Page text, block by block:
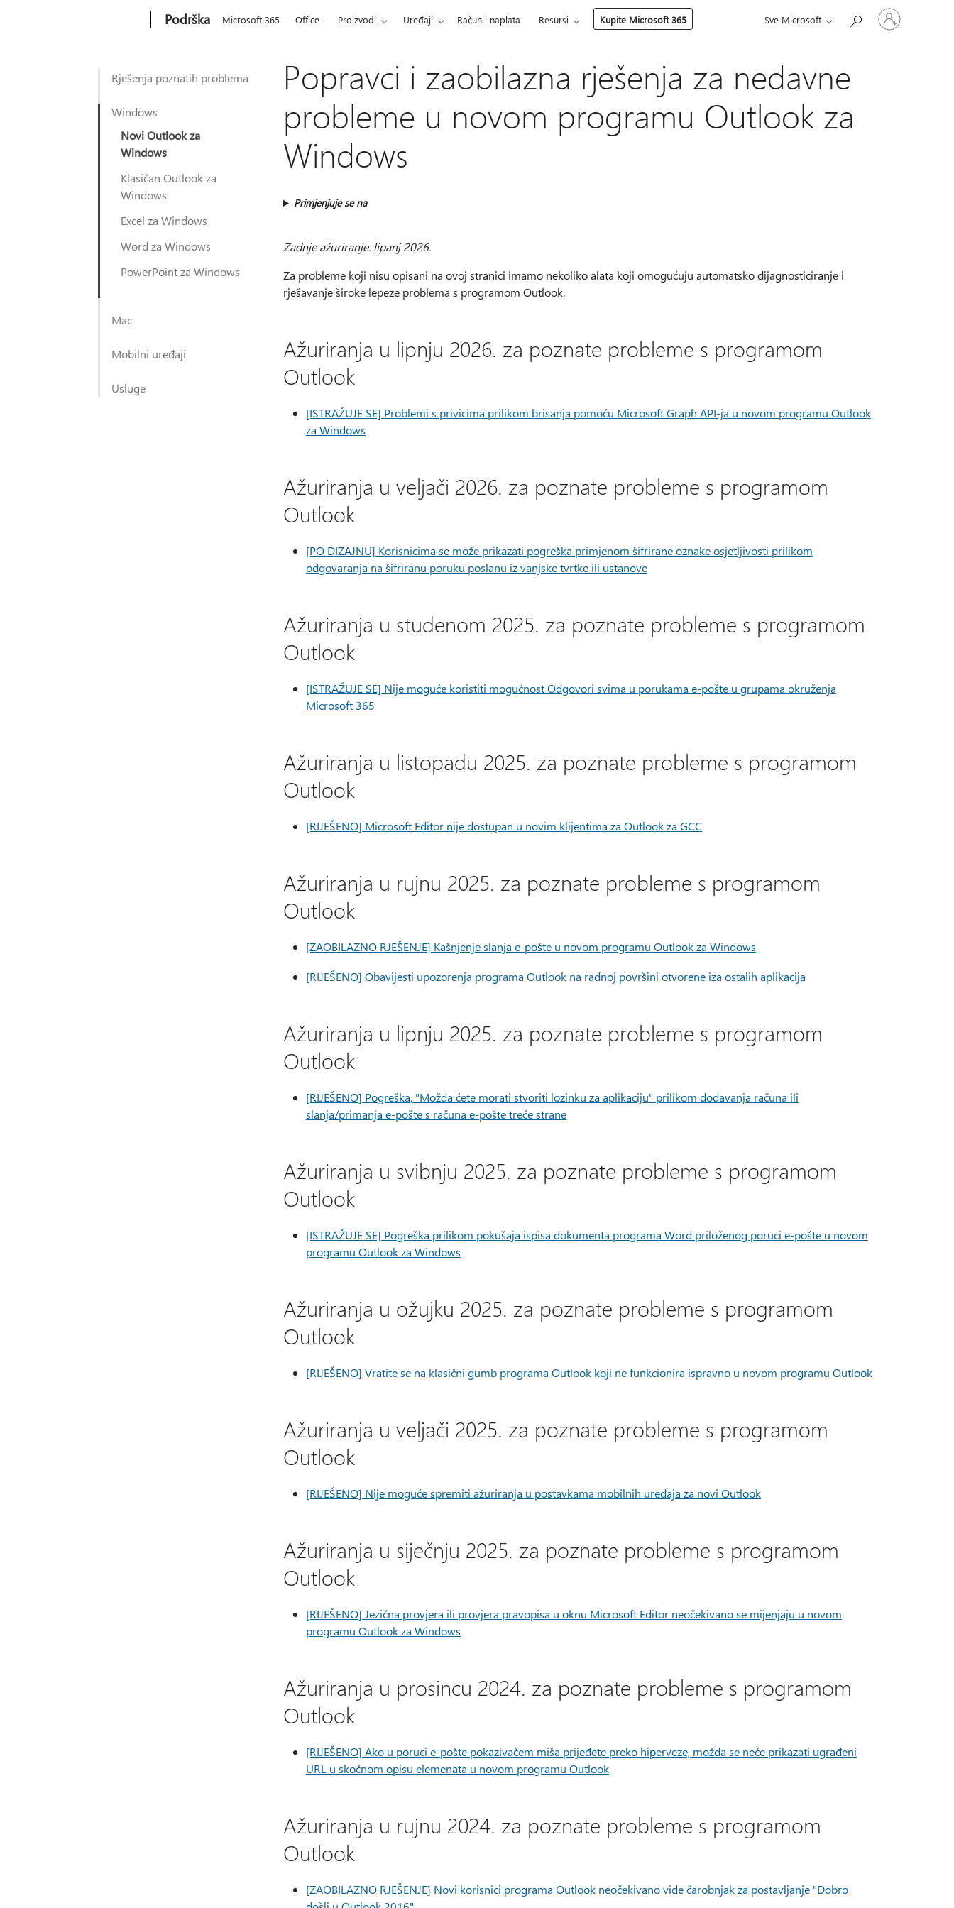
Podrška Microsoft 365 Office Proizvodi Uređaji Račun i naplata Resursi Kupite Microsoft 365 Sve Microsoft
Prijavite
se
Rješenja poznatih problema
Windows
Novi Outlook za
Windows
Klasičan Outlook za
Windows
Excel za Windows
Word za Windows
PowerPoint za Windows
Mac
Mobilni uređaji
Usluge
Popravci i zaobilazna rješenja za nedavne
probleme u novom programu Outlook za
Windows
Primjenjuje se na
Zadnje ažuriranje: lipanj 2026.
Za probleme koji nisu opisani na ovoj stranici imamo nekoliko alata koji omogućuju automatsko dijagnosticiranje i
rješavanje široke lepeze problema s programom Outlook.
Ažuriranja u lipnju 2026. za poznate probleme s programom
Outlook
[ISTRAŽUJE SE] Problemi s privicima prilikom brisanja pomoću Microsoft Graph API-ja u novom programu Outlook
za Windows
Ažuriranja u veljači 2026. za poznate probleme s programom
Outlook
[PO DIZAJNU] Korisnicima se može prikazati pogreška primjenom šifrirane oznake osjetljivosti prilikom
odgovaranja na šifriranu poruku poslanu iz vanjske tvrtke ili ustanove
Ažuriranja u studenom 2025. za poznate probleme s programom
Outlook
[ISTRAŽUJE SE] Nije moguće koristiti mogućnost Odgovori svima u porukama e-pošte u grupama okruženja
Microsoft 365
Ažuriranja u listopadu 2025. za poznate probleme s programom
Outlook
[RIJEŠENO] Microsoft Editor nije dostupan u novim klijentima za Outlook za GCC
Ažuriranja u rujnu 2025. za poznate probleme s programom
Outlook
[ZAOBILAZNO RJEŠENJE] Kašnjenje slanja e-pošte u novom programu Outlook za Windows
[RIJEŠENO] Obavijesti upozorenja programa Outlook na radnoj površini otvorene iza ostalih aplikacija
Ažuriranja u lipnju 2025. za poznate probleme s programom
Outlook
[RIJEŠENO] Pogreška, "Možda ćete morati stvoriti lozinku za aplikaciju" prilikom dodavanja računa ili
slanja/primanja e-pošte s računa e-pošte treće strane
Ažuriranja u svibnju 2025. za poznate probleme s programom
Outlook
[ISTRAŽUJE SE] Pogreška prilikom pokušaja ispisa dokumenta programa Word priloženog poruci e-pošte u novom
programu Outlook za Windows
Ažuriranja u ožujku 2025. za poznate probleme s programom
Outlook
[RIJEŠENO] Vratite se na klasični gumb programa Outlook koji ne funkcionira ispravno u novom programu Outlook
Ažuriranja u veljači 2025. za poznate probleme s programom
Outlook
[RIJEŠENO] Nije moguće spremiti ažuriranja u postavkama mobilnih uređaja za novi Outlook
Ažuriranja u siječnju 2025. za poznate probleme s programom
Outlook
[RIJEŠENO] Jezična provjera ili provjera pravopisa u oknu Microsoft Editor neočekivano se mijenjaju u novom
programu Outlook za Windows
Ažuriranja u prosincu 2024. za poznate probleme s programom
Outlook
[RIJEŠENO] Ako u poruci e-pošte pokazivačem miša prijeđete preko hiperveze, možda se neće prikazati ugrađeni
URL u skočnom opisu elemenata u novom programu Outlook
Ažuriranja u rujnu 2024. za poznate probleme s programom
Outlook
[ZAOBILAZNO RJEŠENJE] Novi korisnici programa Outlook neočekivano vide čarobnjak za postavljanje "Dobro